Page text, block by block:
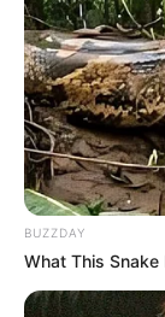
BUZZDAY
What This